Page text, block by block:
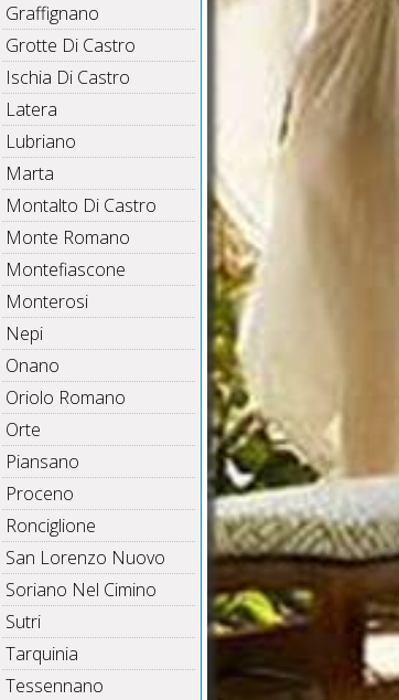
Graffignano
Grotte Di Castro
Ischia Di Castro
Latera
Lubriano
Marta
Montalto Di Castro
Monte Romano
Montefiascone
Monterosi
Nepi
Onano
Oriolo Romano
Orte
Piansano
Proceno
Ronciglione
San Lorenzo Nuovo
Soriano Nel Cimino
Sutri
Tarquinia
Tessennano